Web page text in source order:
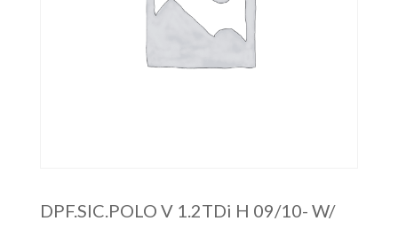
DPF.SIC.POLO V 1.2TDi H 09/10- W/